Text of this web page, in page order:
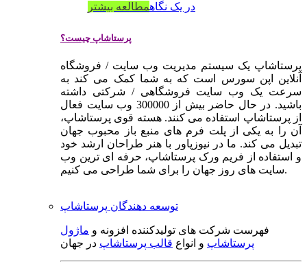
در یک نگاهمطالعه بیشتر
پرستاشاپ چیست؟
پرستاشاپ یک سیستم مدیریت وب سایت / فروشگاه
آنلاین اپن سورس است که به شما کمک می کند به
سرعت یک وب سایت فروشگاهی / شرکتی داشته
باشید. در حال حاضر بیش از 300000 وب سایت فعال
از پرستاشاپ استفاده می کنند. هسته قوی پرستاشاپ،
آن را به یکی از پلت فرم های منبع باز محبوب جهان
تبدیل می کند. ما در نیوزپاور با هنر طراحان ارشد خود
و استفاده از فریم ورک پرستاشاپ، حرفه ای ترین وب
سایت های روز جهان را برای شما طراحی می کنیم.
توسعه دهندگان پرستاشاپ
فهرست شرکت های تولیدکننده افزونه و ماژول
پرستاشاپ و انواع قالب پرستاشاپ در جهان